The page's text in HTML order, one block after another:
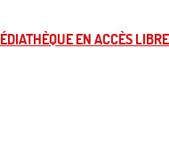
EN ACCÈS LIBRE